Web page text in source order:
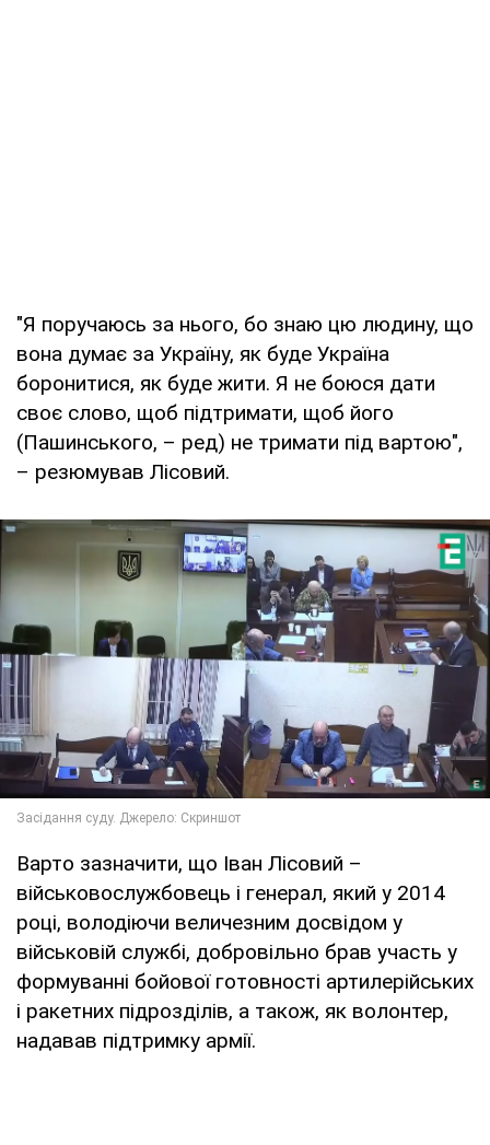
"Я поручаюсь за нього, бо знаю цю людину, що
вона думає за Україну, як буде Україна
боронитися, як буде жити. Я не боюся дати
своє слово, щоб підтримати, щоб його
(Пашинського, – ред) не тримати під вартою",
– резюмував Лісовий.
Варто зазначити, що Іван Лісовий –
військовослужбовець і генерал, який у 2014
році, володіючи величезним досвідом у
військовій службі, добровільно брав участь у
формуванні бойової готовності артилерійських
і ракетних підрозділів, а також, як волонтер,
надавав підтримку армії.